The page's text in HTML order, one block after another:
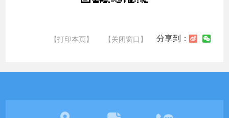
【打印本页】 【关闭窗口】 分享到：